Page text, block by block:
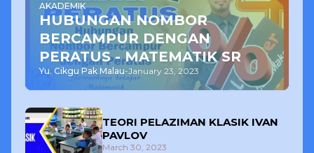
AKADEMIK
HUBUNGAN NOMBOR
BERCAMPUR DENGAN
PERATUS - MATEMATIK SR
Yu. Cikgu Pak Malau-January 23, 2023
TEORI PELAZIMAN KLASIK IVAN
PAVLOV
March 30, 2023